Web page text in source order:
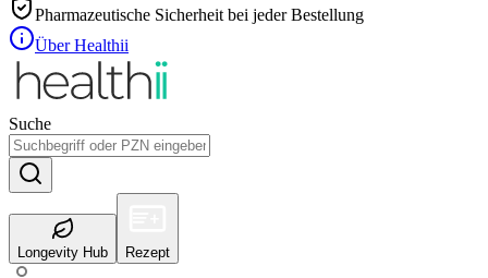
Pharmazeutische Sicherheit bei jeder Bestellung
Über Healthii
Suche
Longevity Hub Rezept